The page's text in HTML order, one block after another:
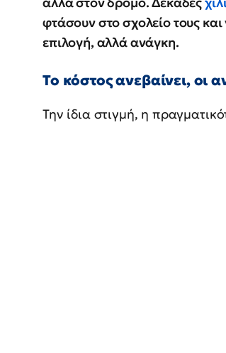
φτάσουν στο σχολείο τους
επιλογή, αλλά ανάγκη.
Το κόστος ανεβαίνει, οι
Την ίδια στιγμή, η